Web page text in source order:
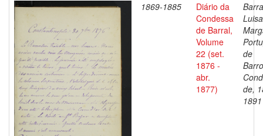
1869-1885
Diário da
Condessa
de Barral,
Volume
22 (set.
1876 -
abr.
1877)
Luisa
de
de,
1891